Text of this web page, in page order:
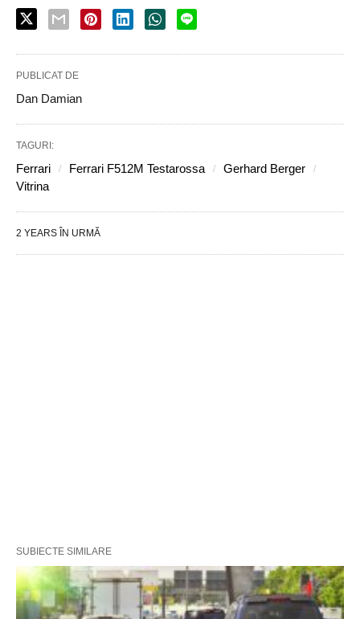
PUBLICAT DE
Dan Damian
TAGURI:
Ferrari Ferrari F512M Testarossa
Gerhard Berger
Vitrina
2 YEARS ÎN URMĂ
SUBIECTE SIMILARE